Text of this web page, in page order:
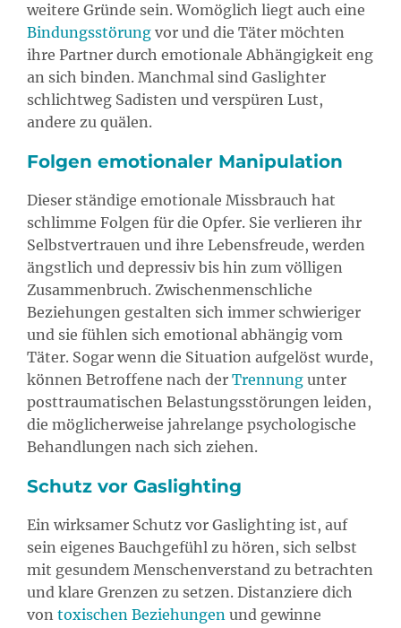
weitere Gründe sein. Womöglich liegt auch eine
Bindungsstörung vor und die Täter möchten
ihre Partner durch emotionale Abhängigkeit eng
an sich binden. Manchmal sind Gaslighter
schlichtweg Sadisten und verspüren Lust,
andere zu quälen.
Folgen emotionaler Manipulation
Dieser ständige emotionale Missbrauch hat
schlimme Folgen für die Opfer. Sie verlieren ihr
Selbstvertrauen und ihre Lebensfreude, werden
ängstlich und depressiv bis hin zum völligen
Zusammenbruch. Zwischenmenschliche
Beziehungen gestalten sich immer schwieriger
und sie fühlen sich emotional abhängig vom
Täter. Sogar wenn die Situation aufgelöst wurde,
können Betroffene nach der Trennung unter
posttraumatischen Belastungsstörungen leiden,
die möglicherweise jahrelange psychologische
Behandlungen nach sich ziehen.
Schutz vor Gaslighting
Ein wirksamer Schutz vor Gaslighting ist, auf
sein eigenes Bauchgefühl zu hören, sich selbst
mit gesundem Menschenverstand zu betrachten
und klare Grenzen zu setzen. Distanziere dich
von toxischen Beziehungen und gewinne